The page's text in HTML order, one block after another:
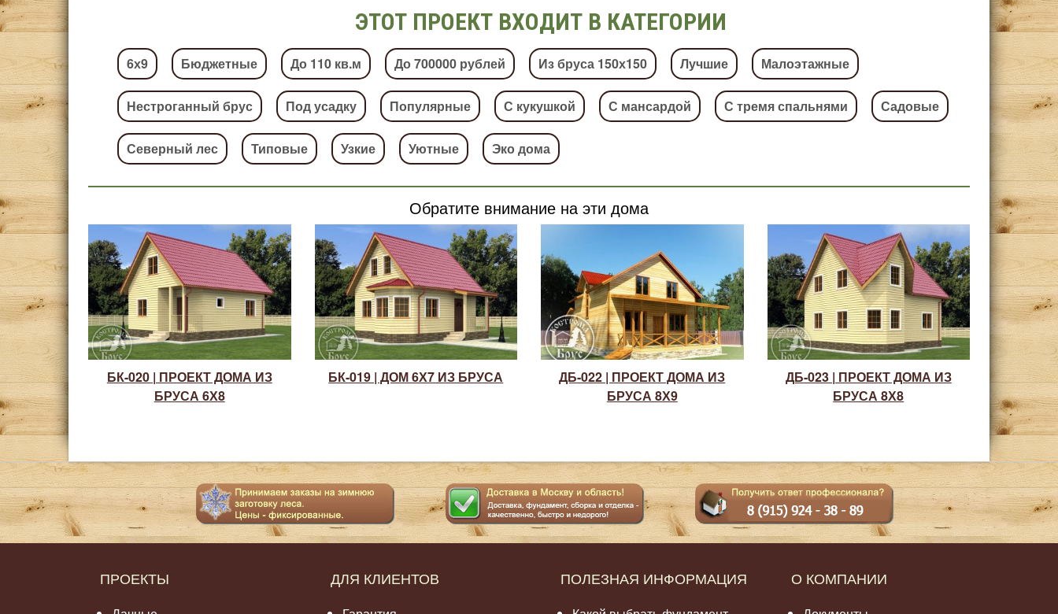
ЭТОТ ПРОЕКТ ВХОДИТ В КАТЕГОРИИ
6х9 Бюджетные До 110 кв.м До 700000 рублей Из бруса 150х150 Лучшие Малоэтажные
Нестроганный брус Под усадку Популярные С кукушкой С мансардой С тремя спальнями Садовые
Северный лес Типовые Узкие Уютные Эко дома
Обратите внимание на эти дома
БК-020 | ПРОЕКТ ДОМА ИЗ
БРУСА 6Х8
БК-019 | ДОМ 6Х7 ИЗ БРУСА
ДБ-022 | ПРОЕКТ ДОМА ИЗ
БРУСА 8Х9
ДБ-023 | ПРОЕКТ ДОМА ИЗ
БРУСА 8Х8
ПРОЕКТЫ ДЛЯ КЛИЕНТОВ ПОЛЕЗНАЯ ИНФОРМАЦИЯ О КОМПАНИИ